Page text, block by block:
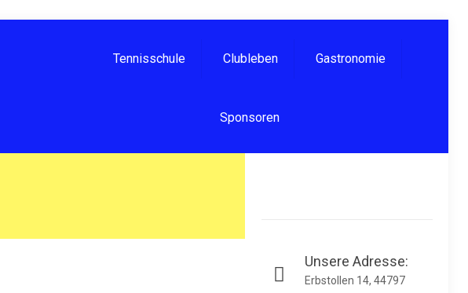
Tennisschule Clubleben Gastronomie
Sponsoren
Unsere Adresse:
Erbstollen 14, 44797